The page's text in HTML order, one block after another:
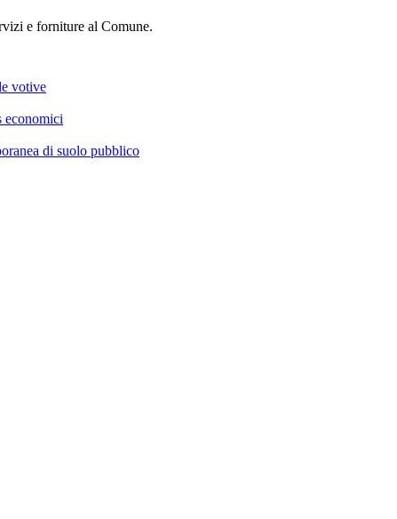
e forniture al Comune.
votive
economici
di suolo pubblico